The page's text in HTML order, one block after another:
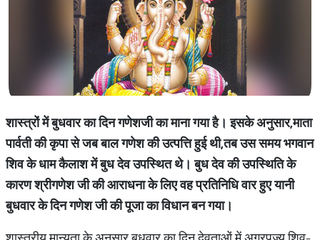
शास्त्रों में बुधवार का दिन गणेशजी का माना गया है। इसके अनुसार,माता
पार्वती की कृपा से जब बाल गणेश की उत्पत्ति हुई थी,तब उस समय भगवान
शिव के धाम कैलाश में बुध देव उपस्थित थे। बुध देव की उपस्थिति के
कारण श्रीगणेश जी की आराधना के लिए वह प्रतिनिधि वार हुए यानी
बुधवार के दिन गणेश जी की पूजा का विधान बन गया।